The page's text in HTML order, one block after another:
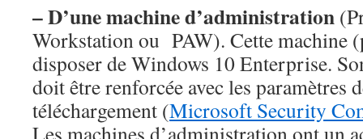
– D’une machine d’administration
Workstation ou PAW). Cette machine
disposer de Windows 10 Enterprise.
doit être renforcée avec les paramètres
téléchargement (Microsoft Security
Les machines d’administration ont un